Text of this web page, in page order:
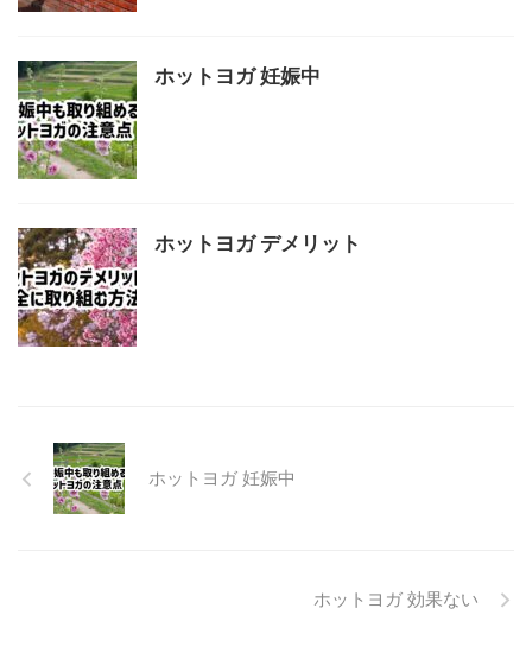
ホットヨガ 妊娠中
ホットヨガ デメリット
ホットヨガ 妊娠中
ホットヨガ 効果ない